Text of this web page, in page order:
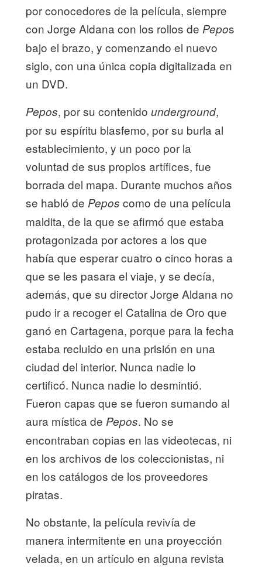
por conocedores de la película, siempre
con Jorge Aldana con los rollos de Pepos
bajo el brazo, y comenzando el nuevo
siglo, con una única copia digitalizada en
un DVD.
Pepos, por su contenido underground,
por su espíritu blasfemo, por su burla al
establecimiento, y un poco por la
voluntad de sus propios artífices, fue
borrada del mapa. Durante muchos años
se habló de Pepos como de una película
maldita, de la que se afirmó que estaba
protagonizada por actores a los que
había que esperar cuatro o cinco horas a
que se les pasara el viaje, y se decía,
además, que su director Jorge Aldana no
pudo ir a recoger el Catalina de Oro que
ganó en Cartagena, porque para la fecha
estaba recluido en una prisión en una
ciudad del interior. Nunca nadie lo
certificó. Nunca nadie lo desmintió.
Fueron capas que se fueron sumando al
aura mística de Pepos. No se
encontraban copias en las videotecas, ni
en los archivos de los coleccionistas, ni
en los catálogos de los proveedores
piratas.
No obstante, la película revivía de
manera intermitente en una proyección
velada, en un artículo en alguna revista